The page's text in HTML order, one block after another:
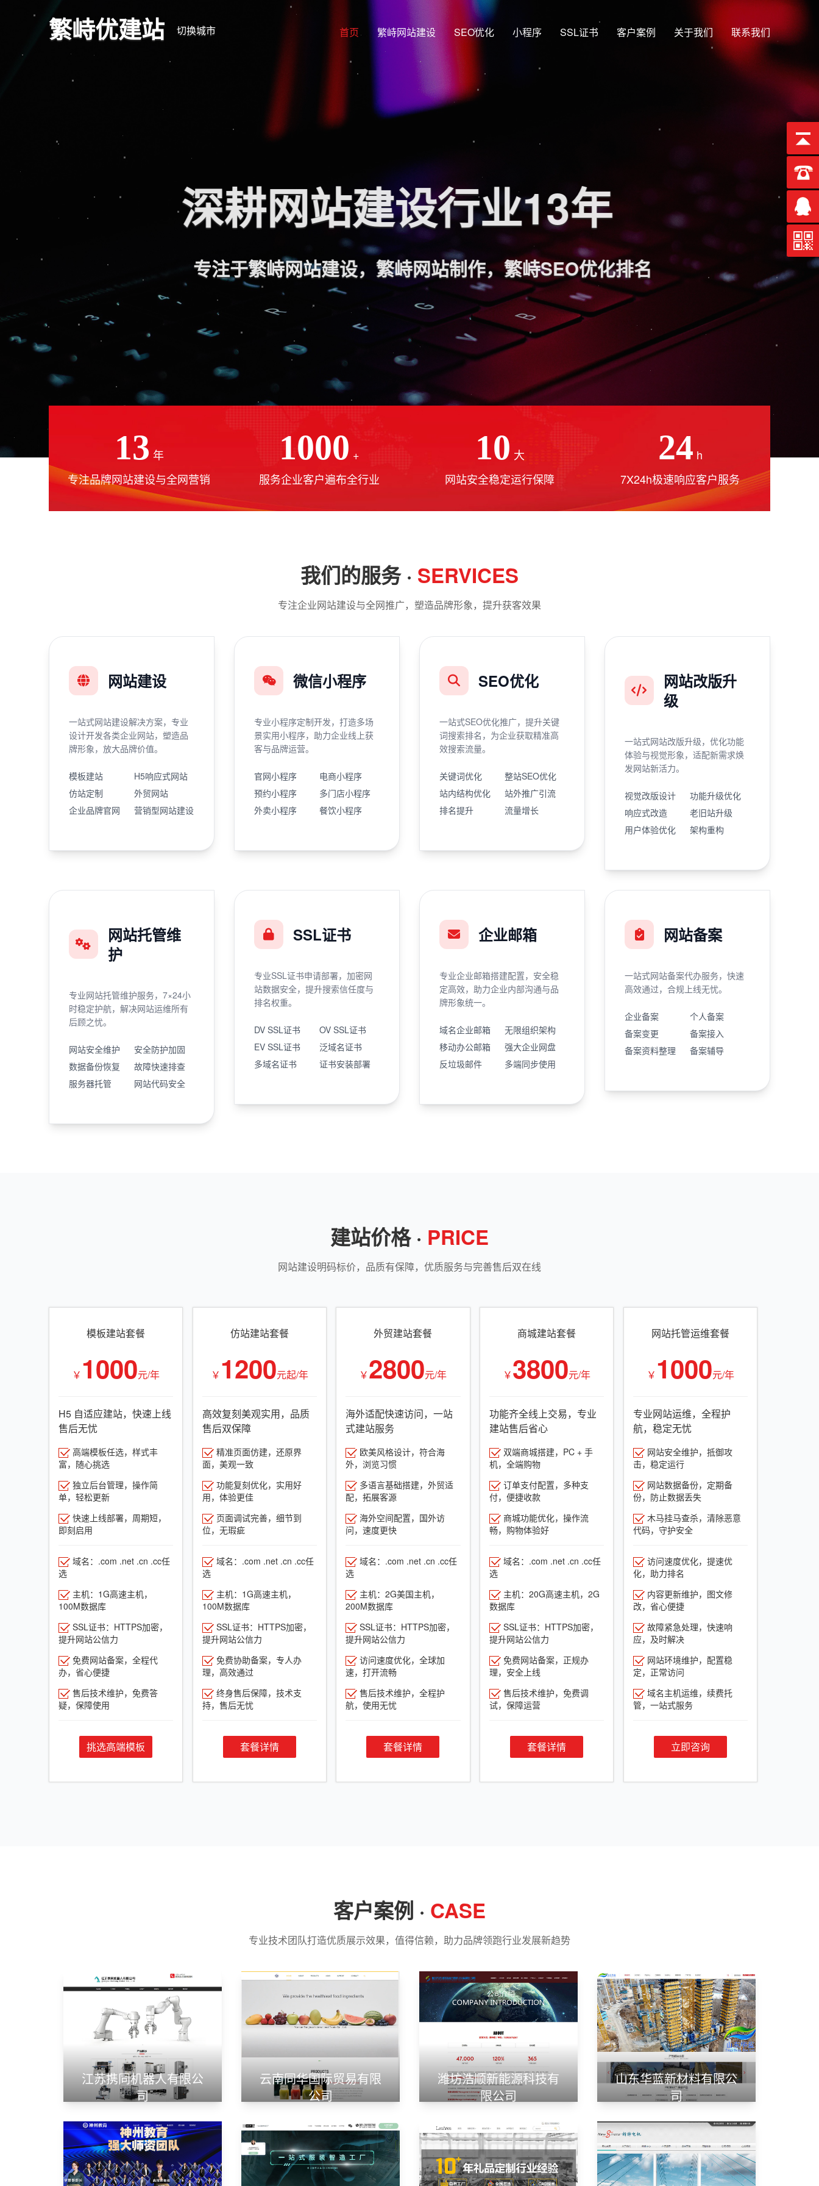
繁峙优建站 切换城市 首页 繁峙网站建设 SEO优化 小程序 SSL证书 客户案例 关于我们 联系我们
深耕网站建设行业13年
专注于繁峙网站建设，繁峙网站制作，繁峙SEO优化排名
13 年
专注品牌网站建设与全网营销
1000 +
服务企业客户遍布全行业
10 大
网站安全稳定运行保障
24 h
7X24h极速响应客户服务
我们的服务 · SERVICES
专注企业网站建设与全网推广，塑造品牌形象，提升获客效果
网站建设
一站式网站建设解决方案，专业
设计开发各类企业网站，塑造品
牌形象，放大品牌价值。
模板建站
H5响应式网站
仿站定制
外贸网站
企业品牌官网
营销型网站建设
微信小程序
专业小程序定制开发，打造多场
景实用小程序，助力企业线上获
客与品牌运营。
官网小程序
电商小程序
预约小程序
多门店小程序
外卖小程序
餐饮小程序
SEO优化
一站式SEO优化推广，提升关键
词搜索排名，为企业获取精准高
效搜索流量。
关键词优化
整站SEO优化
站内结构优化
站外推广引流
排名提升
流量增长
网站改版升
级
一站式网站改版升级，优化功能
体验与视觉形象，适配新需求焕
发网站新活力。
视觉改版设计
功能升级优化
响应式改造
老旧站升级
用户体验优化
架构重构
网站托管维
护
专业网站托管维护服务，7×24小
时稳定护航，解决网站运维所有
后顾之忧。
网站安全维护
安全防护加固
数据备份恢复
故障快速排查
服务器托管
网站代码安全
SSL证书
专业SSL证书申请部署，加密网
站数据安全，提升搜索信任度与
排名权重。
DV SSL证书
OV SSL证书
EV SSL证书
泛域名证书
多域名证书
证书安装部署
企业邮箱
专业企业邮箱搭建配置，安全稳
定高效，助力企业内部沟通与品
牌形象统一。
域名企业邮箱
无限组织架构
移动办公邮箱
强大企业网盘
反垃圾邮件
多端同步使用
网站备案
一站式网站备案代办服务，快速
高效通过，合规上线无忧。
企业备案
个人备案
备案变更
备案接入
备案资料整理
备案辅导
建站价格 · PRICE
网站建设明码标价，品质有保障，优质服务与完善售后双在线
模板建站套餐
￥ 1000元/年
H5 自适应建站，快速上线
售后无忧
高端模板任选，样式丰
富，随心挑选
独立后台管理，操作简
单，轻松更新
快速上线部署，周期短，
即刻启用
域名：.com .net .cn .cc任
选
主机：1G高速主机，
100M数据库
SSL证书：HTTPS加密，
提升网站公信力
免费网站备案，全程代
办，省心便捷
售后技术维护，免费答
疑，保障使用
挑选高端模板
仿站建站套餐
￥ 1200元起/年
高效复刻美观实用，品质
售后双保障
精准页面仿建，还原界
面，美观一致
功能复刻优化，实用好
用，体验更佳
页面调试完善，细节到
位，无瑕疵
域名：.com .net .cn .cc任
选
主机：1G高速主机，
100M数据库
SSL证书：HTTPS加密，
提升网站公信力
免费协助备案，专人办
理，高效通过
终身售后保障，技术支
持，售后无忧
套餐详情
外贸建站套餐
￥2800元/年
海外适配快速访问，一站
式建站服务
欧美风格设计，符合海
外，浏览习惯
多语言基础搭建，外贸适
配，拓展客源
海外空间配置，国外访
问，速度更快
域名：.com .net .cn .cc任
选
主机：2G美国主机，
200M数据库
SSL证书：HTTPS加密，
提升网站公信力
访问速度优化，全球加
速，打开流畅
售后技术维护，全程护
航，使用无忧
套餐详情
商城建站套餐
￥3800元/年
功能齐全线上交易，专业
建站售后省心
双端商城搭建，PC + 手
机，全端购物
订单支付配置，多种支
付，便捷收款
商城功能优化，操作流
畅，购物体验好
域名：.com .net .cn .cc任
选
主机：20G高速主机，2G
数据库
SSL证书：HTTPS加密，
提升网站公信力
免费网站备案，正规办
理，安全上线
售后技术维护，免费调
试，保障运营
套餐详情
网站托管运维套餐
￥ 1000元/年
专业网站运维，全程护
航，稳定无忧
网站安全维护，抵御攻
击，稳定运行
网站数据备份，定期备
份，防止数据丢失
木马挂马查杀，清除恶意
代码，守护安全
访问速度优化，提速优
化，助力排名
内容更新维护，图文修
改，省心便捷
故障紧急处理，快速响
应，及时解决
网站环境维护，配置稳
定，正常访问
域名主机运维，续费托
管，一站式服务
立即咨询
客户案例 · CASE
专业技术团队打造优质展示效果，值得信赖，助力品牌领跑行业发展新趋势
江苏携同机器人有限公
司
云南同华国际贸易有限
公司
潍坊浩顺新能源科技有
限公司
山东华蓝新材料有限公
司